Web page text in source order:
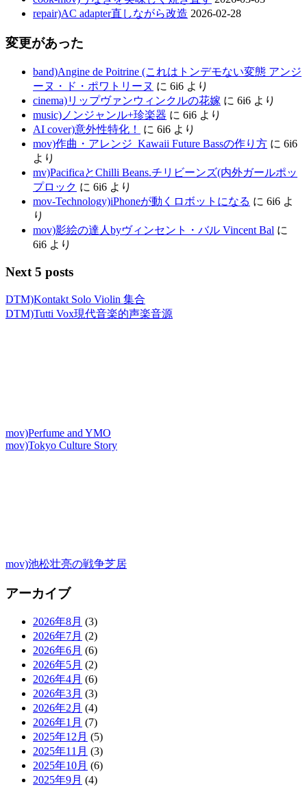
repair)AC adapter直しながら改造 2026-02-28
変更があった
band)Angine de Poitrine (これはトンデモない変態 アンジ
ーヌ・ド・ポワトリーヌ に 6i6 より
cinema)リップヴァンウィンクルの花嫁 に 6i6 より
music)ノンジャンル+珍楽器 に 6i6 より
AI cover)意外性特化！
に 6i6 より
mov)作曲・アレンジ_Kawaii Future Bassの作り方 に 6i6
より
mv)PacificaとChilli Beans.チリビーンズ(内外ガールポッ
プロック に 6i6 より
mov-Technology)iPhoneが動くロボットになる に 6i6 よ
り
mov)影絵の達人byヴィンセント・バル Vincent Bal に
6i6 より
Next 5 posts
DTM)Kontakt Solo Violin 集合
DTM)Tutti Vox現代音楽的声楽音源
mov)Perfume and YMO
mov)Tokyo Culture Story
mov)池松壮亮の戦争芝居
アーカイブ
2026年8月 (3)
2026年7月 (2)
2026年6月 (6)
2026年5月 (2)
2026年4月 (6)
2026年3月 (3)
2026年2月 (4)
2026年1月 (7)
2025年12月 (5)
2025年11月 (3)
2025年10月 (6)
2025年9月 (4)